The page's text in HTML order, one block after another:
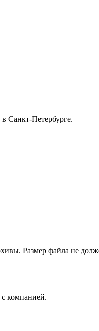
Санкт-Петербурге.
Размер файла не
с компанией.